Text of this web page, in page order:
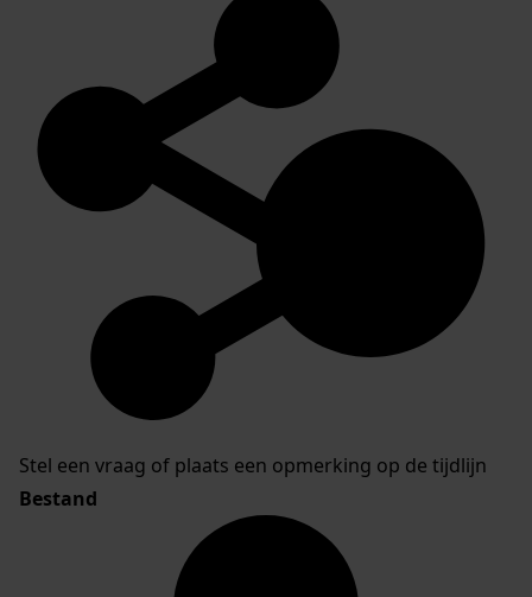
Stel een vraag of plaats een opmerking op de tijdlijn
Bestand